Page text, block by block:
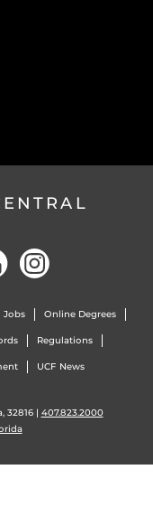
Jobs Online Degrees
Regulations
UCF News
32816 | 407.823.2000